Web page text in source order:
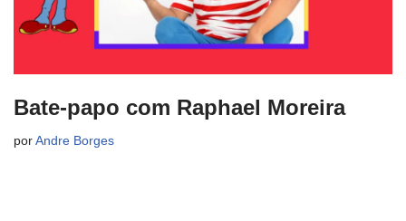
Bate-papo com Raphael Moreira
por Andre Borges